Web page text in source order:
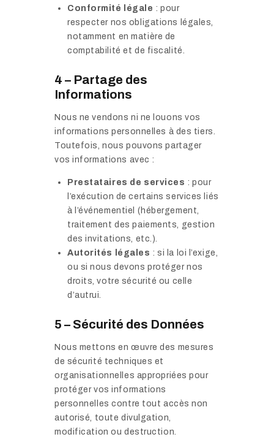
Conformité légale : pour
respecter nos obligations légales,
notamment en matière de
comptabilité et de fiscalité.
4 – Partage des
Informations
Nous ne vendons ni ne louons vos
informations personnelles à des tiers.
Toutefois, nous pouvons partager
vos informations avec :
Prestataires de services : pour
l’exécution de certains services liés
à l’événementiel (hébergement,
traitement des paiements, gestion
des invitations, etc.).
Autorités légales : si la loi l’exige,
ou si nous devons protéger nos
droits, votre sécurité ou celle
d’autrui.
5 – Sécurité des Données
Nous mettons en œuvre des mesures
de sécurité techniques et
organisationnelles appropriées pour
protéger vos informations
personnelles contre tout accès non
autorisé, toute divulgation,
modification ou destruction.